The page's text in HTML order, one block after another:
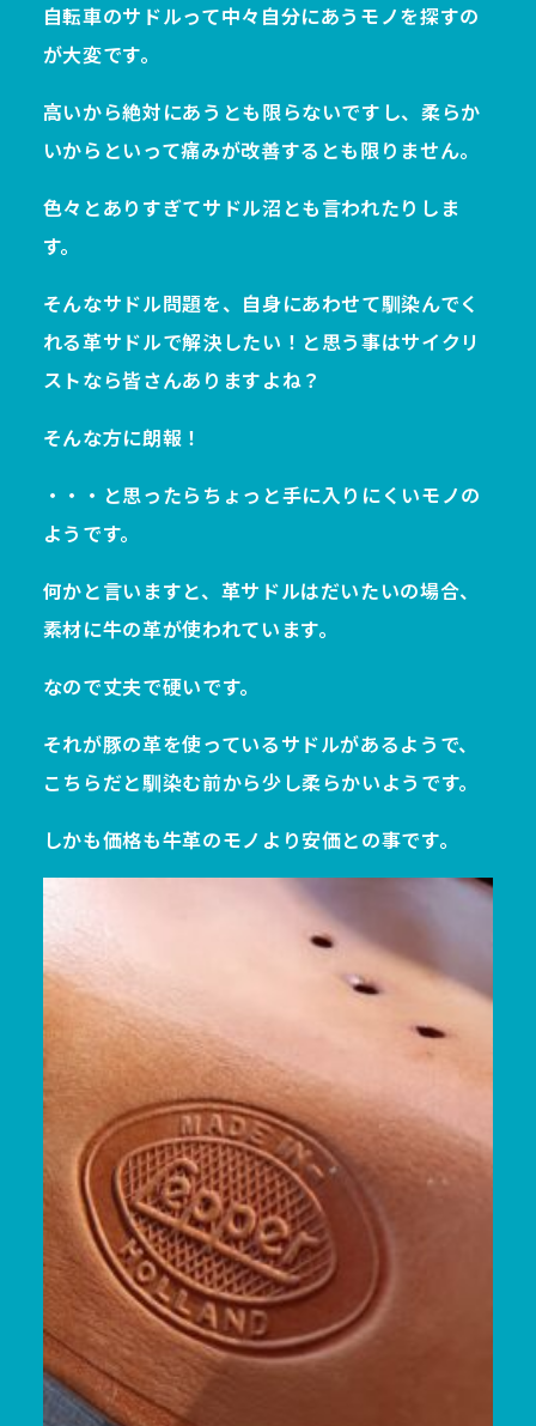
自転車のサドルって中々自分にあうモノを探すの
が大変です。
高いから絶対にあうとも限らないですし、柔らか
いからといって痛みが改善するとも限りません。
色々とありすぎてサドル沼とも言われたりしま
す。
そんなサドル問題を、自身にあわせて馴染んでく
れる革サドルで解決したい！と思う事はサイクリ
ストなら皆さんありますよね？
そんな方に朗報！
・・・と思ったらちょっと手に入りにくいモノの
ようです。
何かと言いますと、革サドルはだいたいの場合、
素材に牛の革が使われています。
なので丈夫で硬いです。
それが豚の革を使っているサドルがあるようで、
こちらだと馴染む前から少し柔らかいようです。
しかも価格も牛革のモノより安価との事です。